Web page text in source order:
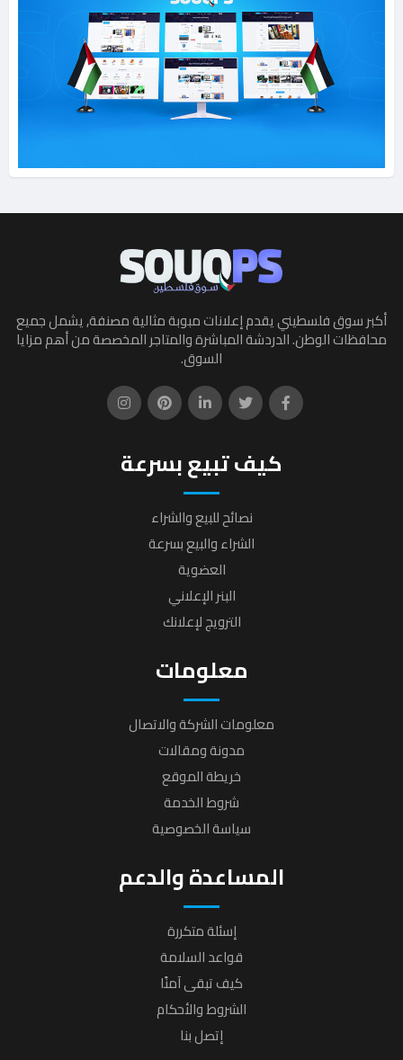
أكبر سوق فلسطيني يقدم إعلانات مبوبة مثالية مصنفة, يشمل جميع
محافظات الوطن. الدردشة المباشرة والمتاجر المخصصة من أهم مزايا
السوق.
كيف تبيع بسرعة
نصائح للبيع والشراء
الشراء والبيع بسرعة
العضوية
البنر الإعلاني
الترويج لإعلانك
معلومات
معلومات الشركة والاتصال
مدونة ومقالات
خريطة الموقع
شروط الخدمة
سياسة الخصوصية
المساعدة والدعم
إسئلة متكررة
قواعد السلامة
كيف تبقى آمنًا
الشروط والأحكام
إتصل بنا